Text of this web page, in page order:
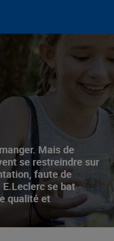
Mais de
se restreindre sur
faute de
E.Leclerc se bat
qualité et